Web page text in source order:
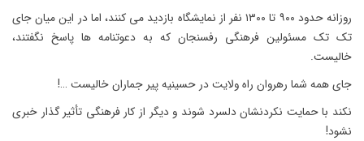
روزانه حدود ۹۰۰ تا ۱۳۰۰ نفر از نمایشگاه بازدید می کنند، اما در این میان جای
تک تک مسئولین فرهنگی رفسنجان که به دعوتنامه ها پاسخ نگفتند،
خالیست.
جای همه شما رهروان راه ولایت در حسینیه پیر جماران خالیست …!
نکند با حمایت نکردنشان دلسرد شوند و دیگر از کار فرهنگی تأثیر گذار خبری
نشود!